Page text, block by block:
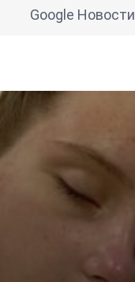
Google Новости